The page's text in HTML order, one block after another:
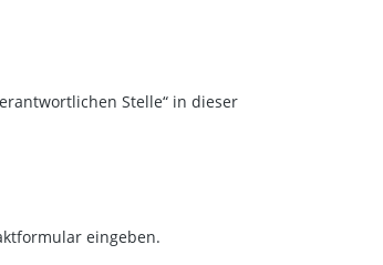
Stelle“ in dieser
eingeben.